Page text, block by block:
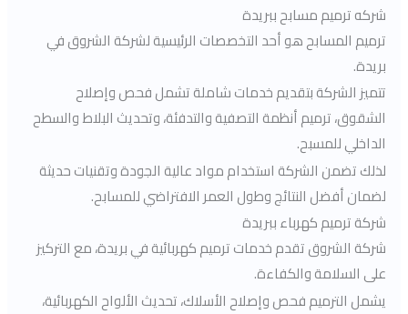
شركه ترميم مسابح ببريدة
ترميم المسابح هو أحد التخصصات الرئيسية لشركة الشروق في
بريدة.
تتميز الشركة بتقديم خدمات شاملة تشمل فحص وإصلاح
الشقوق، ترميم أنظمة التصفية والتدفئة، وتحديث البلاط والسطح
الداخلي للمسبح.
لذلك تضمن الشركة استخدام مواد عالية الجودة وتقنيات حديثة
لضمان أفضل النتائج وطول العمر الافتراضي للمسابح.
شركة ترميم كهرباء ببريدة
شركة الشروق تقدم خدمات ترميم كهربائية في بريدة، مع التركيز
على السلامة والكفاءة.
يشمل الترميم فحص وإصلاح الأسلاك، تحديث الألواح الكهربائية،